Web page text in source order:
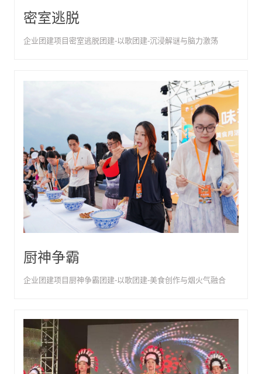
密室逃脱
企业团建项目密室逃脱团建-以歌团建-沉浸解谜与脑力激荡
厨神争霸
企业团建项目厨神争霸团建-以歌团建-美食创作与烟火气融合